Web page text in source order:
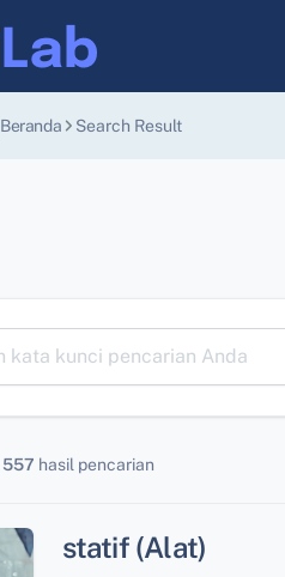
Beranda Search Result
557 hasil pencarian
statif (Alat)